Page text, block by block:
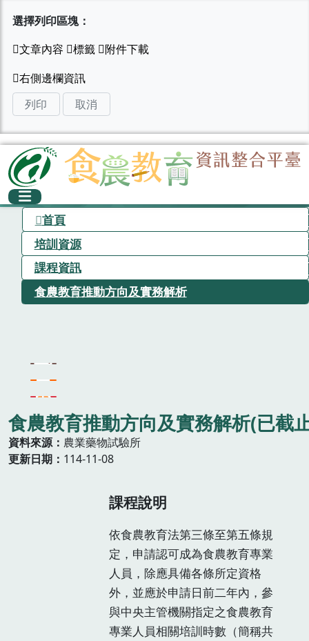
選擇列印區塊：
列印 取消
首頁
培訓資源
課程資訊
食農教育推動方向及實務解析
食農教育推動方向及實務解析(已截
資料來源
農業藥物試驗所
更新日期
114-11-08
課程說明
依食農教育法第三條至第五條規
定，申請認可成為食農教育專業
人員，除應具備各條所定資格
外，並應於申請日前二年內，參
與中央主管機關指定之食農教育
專業人員相關培訓時數（簡稱共